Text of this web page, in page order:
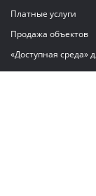
Платные услуги
Продажа объектов
«Доступная среда»